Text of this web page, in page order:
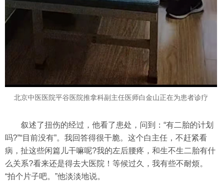
北京中医医院平谷医院推拿科副主任医师白金山正在为患者诊疗
叙述了扭伤的经过，他看了患处，问到：“有二胎的计划
吗?”“目前没有”。我回答得很干脆。这个白主任，不赶紧看
病，扯这些闲篇儿干嘛呢?我的左后腰疼，和生不生二胎有什
么关系?看来还是得去大医院！等候过久，我有些不耐烦。
“拍个片子吧。”他淡淡地说。